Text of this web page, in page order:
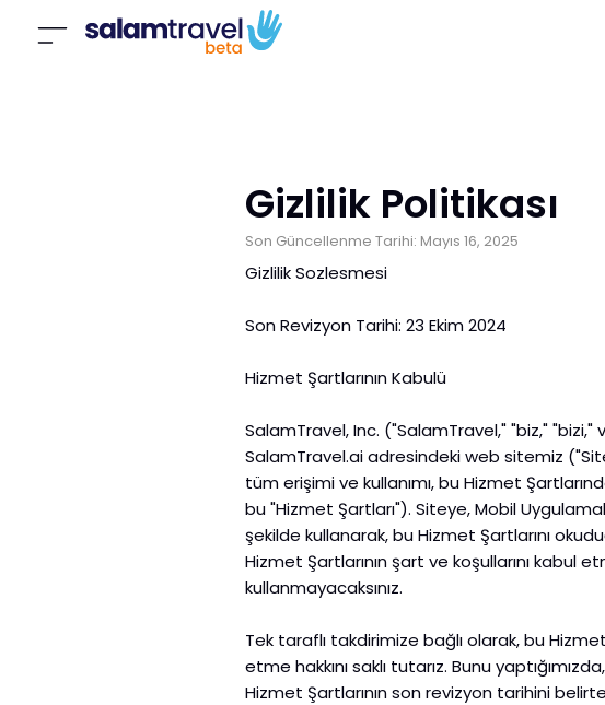
Gizlilik Politikası
Son Güncellenme Tarihi: Mayıs 16, 2025
Gizlilik Sozlesmesi
Son Revizyon Tarihi: 23 Ekim 2024
Hizmet Şartlarının Kabulü
SalamTravel, Inc. ("SalamTravel," "biz,"
SalamTravel.ai adresindeki web sitemiz
tüm erişimi ve kullanımı, bu Hizmet
bu "Hizmet Şartları"). Siteye, Mobil
şekilde kullanarak, bu Hizmet Şartlarını
Hizmet Şartlarının şart ve koşullarını
kullanmayacaksınız.
Tek taraflı takdirimize bağlı olarak, bu
etme hakkını saklı tutarız. Bunu
Hizmet Şartlarının son revizyon tarihini